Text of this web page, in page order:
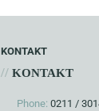
KONTAKT
//KONTAKT
Phone: 0211 /